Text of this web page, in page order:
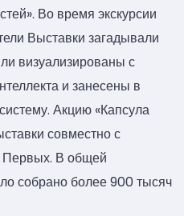
Во время экскурсии
Выставки загадывали
визуализированы с
и занесены в
Акцию «Капсула
совместно с
В общей
собрано более 900 тысяч